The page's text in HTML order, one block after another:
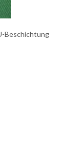
Beschichtung